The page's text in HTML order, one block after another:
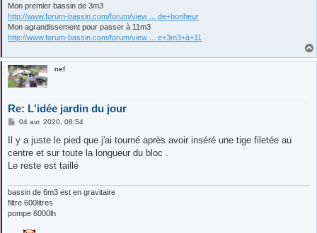
Mon premier bassin de 3m3
http://www.forum-bassin.com/forum/view ... de+bonheur
Mon agrandissement pour passer à 11m3
http://www.forum-bassin.com/forum/view ... e+3m3+à+11
nef
Re: L'idée jardin du jour
M
s
s
a
g
04 avr. 2020, 08:54
Il y a juste le pied que j'ai tourné après avoir inséré une tige filetée au
centre et sur toute la longueur du bloc .
Le reste est taillé
bassin de 6m3 est en gravitaire
filtre 600litres
pompe 6000lh